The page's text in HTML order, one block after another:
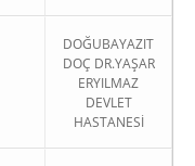
DOĞUBAYAZIT
DOÇ DR.YAŞAR
ERYILMAZ
DEVLET
HASTANESİ